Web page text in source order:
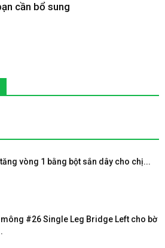
cần bổ sung
vòng 1 bằng bột sắn dây cho chị...
mông #26 Single Leg Bridge Left cho bờ